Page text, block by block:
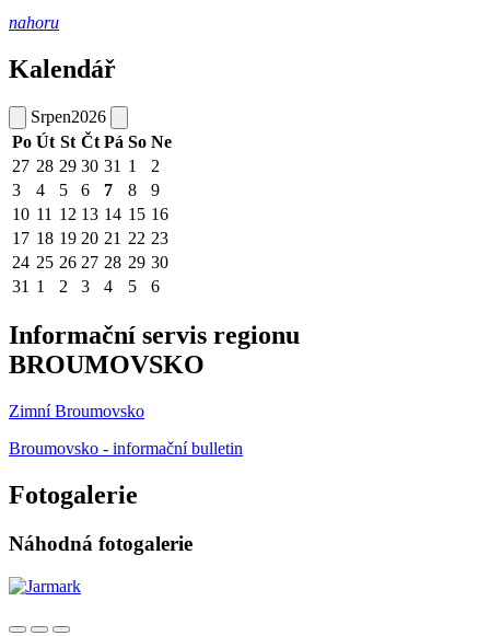
nahoru
Kalendář
Srpen2026
Po Út St Čt Pá So Ne
27 28 29 30 31 1
2
3
4 5 6 7 8
9
10 11 12 13 14 15 16
17 18 19 20 21 22 23
24 25 26 27 28 29 30
31 1 2 3 4 5 6
Informační servis regionu
BROUMOVSKO
Zimní Broumovsko
Broumovsko - informační bulletin
Fotogalerie
Náhodná fotogalerie